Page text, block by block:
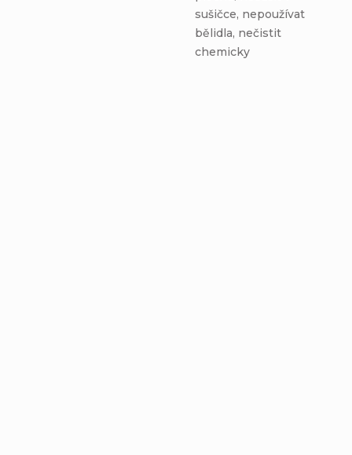
sušičce, nepoužívat
bělidla, nečistit
chemicky